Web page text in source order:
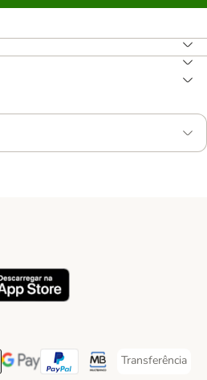
Payment Method
Payment Method
Google Pay Payment Method
PayPal Payment Method
Multibanco Payment
Transferência
Transferência